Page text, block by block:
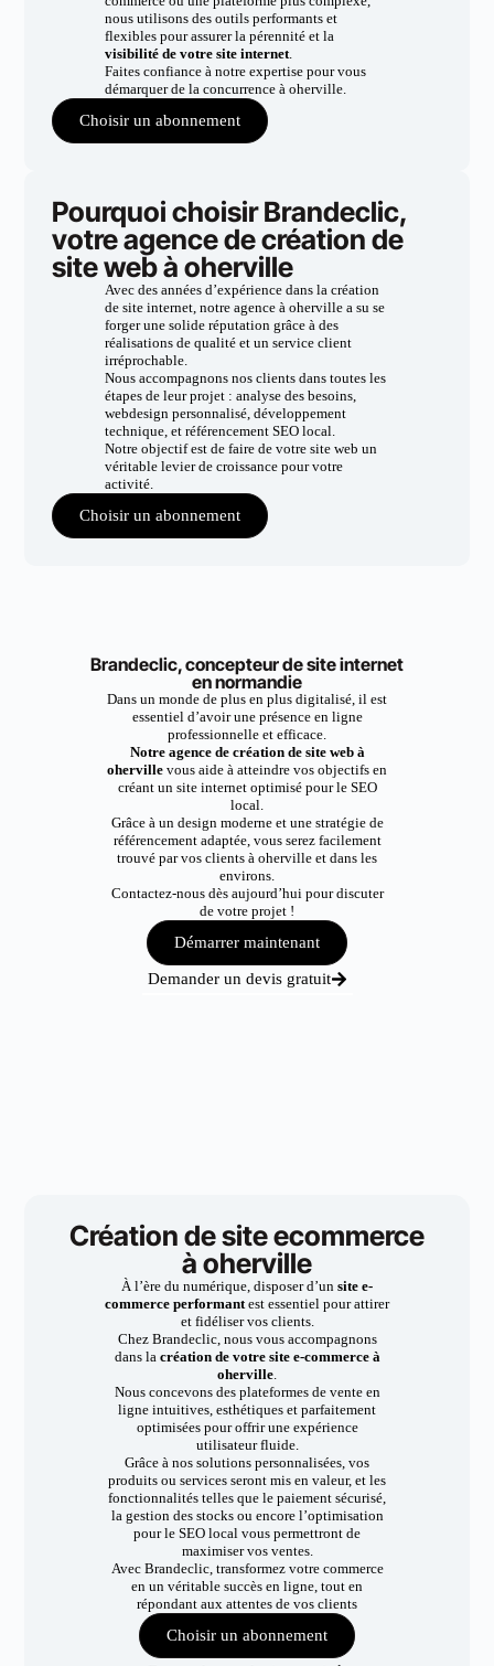
nous utilisons des outils performants et
flexibles pour assurer la pérennité et la
visibilité de votre site internet.
Faites confiance à notre expertise pour vous
démarquer de la concurrence à oherville.
Choisir un abonnement
Pourquoi choisir Brandeclic,
votre agence de création de
site web à oherville
Avec des années d’expérience dans la création
de site internet, notre agence à oherville a su se
forger une solide réputation grâce à des
réalisations de qualité et un service client
irréprochable.
Nous accompagnons nos clients dans toutes les
étapes de leur projet : analyse des besoins,
webdesign personnalisé, développement
technique, et référencement SEO local.
Notre objectif est de faire de votre site web un
véritable levier de croissance pour votre
activité.
Choisir un abonnement
Brandeclic, concepteur de site internet
en normandie
Dans un monde de plus en plus digitalisé, il est
essentiel d’avoir une présence en ligne
professionnelle et efficace.
Notre agence de création de site web à
oherville vous aide à atteindre vos objectifs en
créant un site internet optimisé pour le SEO
local.
Grâce à un design moderne et une stratégie de
référencement adaptée, vous serez facilement
trouvé par vos clients à oherville et dans les
environs.
Contactez-nous dès aujourd’hui pour discuter
de votre projet !
Démarrer maintenant
Demander un devis gratuit
Création de site ecommerce
à oherville
À l’ère du numérique, disposer d’un site e-
commerce performantest essentiel pour attirer
et fidéliser vos clients.
Chez Brandeclic, nous vous accompagnons
dans la création de votre site e-commerce à
oherville.
Nous concevons des plateformes de vente en
ligne intuitives, esthétiques et parfaitement
optimisées pour offrir une expérience
utilisateur fluide.
Grâce à nos solutions personnalisées, vos
produits ou services seront mis en valeur, et les
fonctionnalités telles que le paiement sécurisé,
la gestion des stocks ou encore l’optimisation
pour le SEO local vous permettront de
maximiser vos ventes.
Avec Brandeclic, transformez votre commerce
en un véritable succès en ligne, tout en
répondant aux attentes de vos clients
Choisir un abonnement